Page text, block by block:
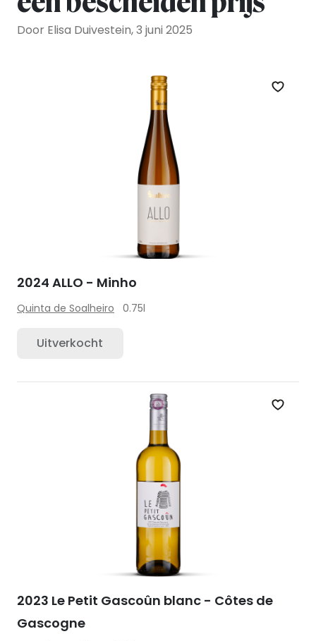
Door Elisa Duivestein, 3 juni 2025
Zet
2024 ALLO - Minho
Quinta de Soalheiro 0.75l
Uitverkocht
Zet
2023 Le Petit Gascoûn blanc - Côtes de
Gascogne